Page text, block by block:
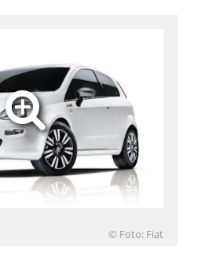
© Foto: Fiat